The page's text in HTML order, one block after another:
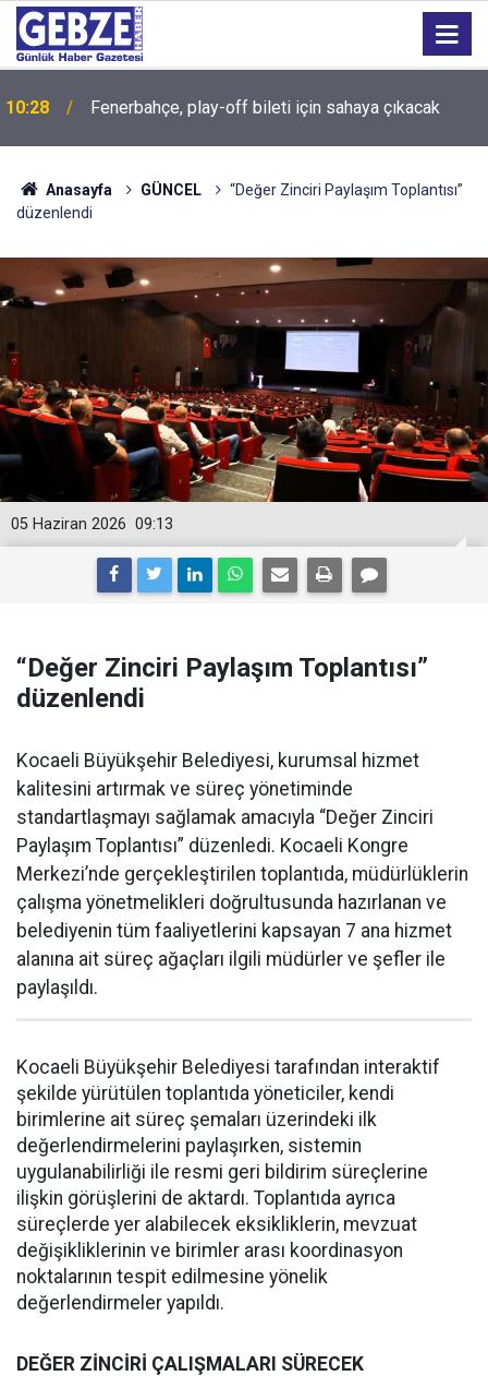
10:28 Fenerbahçe, play-off bileti için sahaya çıkacak
Anasayfa GÜNCEL
“Değer Zinciri Paylaşım Toplantısı”
düzenlendi
09:13
05 Haziran 2026
“Değer Zinciri Paylaşım Toplantısı”
düzenlendi
Kocaeli Büyükşehir Belediyesi, kurumsal hizmet
kalitesini artırmak ve süreç yönetiminde
standartlaşmayı sağlamak amacıyla “Değer Zinciri
Paylaşım Toplantısı” düzenledi. Kocaeli Kongre
Merkezi’nde gerçekleştirilen toplantıda, müdürlüklerin
çalışma yönetmelikleri doğrultusunda hazırlanan ve
belediyenin tüm faaliyetlerini kapsayan 7 ana hizmet
alanına ait süreç ağaçları ilgili müdürler ve şefler ile
paylaşıldı.
Kocaeli Büyükşehir Belediyesi tarafından interaktif
şekilde yürütülen toplantıda yöneticiler, kendi
birimlerine ait süreç şemaları üzerindeki ilk
değerlendirmelerini paylaşırken, sistemin
uygulanabilirliği ile resmi geri bildirim süreçlerine
ilişkin görüşlerini de aktardı. Toplantıda ayrıca
süreçlerde yer alabilecek eksikliklerin, mevzuat
değişikliklerinin ve birimler arası koordinasyon
noktalarının tespit edilmesine yönelik
değerlendirmeler yapıldı.
DEĞER ZİNCİRİ ÇALIŞMALARI SÜRECEK